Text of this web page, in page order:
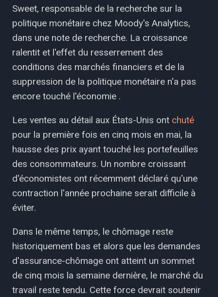
Sweet, responsable de la recherche sur la
politique monétaire chez Moody's Analytics,
dans une note de recherche. La croissance
ralentit et l'effet du resserrement des
conditions des marchés financiers et de la
suppression de la politique monétaire n'a pas
encore touché l'économie .
Les ventes au détail aux États-Unis ont chuté
pour la première fois en cinq mois en mai, la
hausse des prix ayant touché les portefeuilles
des consommateurs. Un nombre croissant
d'économistes ont récemment déclaré qu'une
contraction l'année prochaine serait difficile à
éviter.
Dans le même temps, le chômage reste
historiquement bas et alors que les demandes
d'assurance-chômage ont atteint un sommet
de cinq mois la semaine dernière, le marché du
travail reste tendu. Cette force devrait soutenir